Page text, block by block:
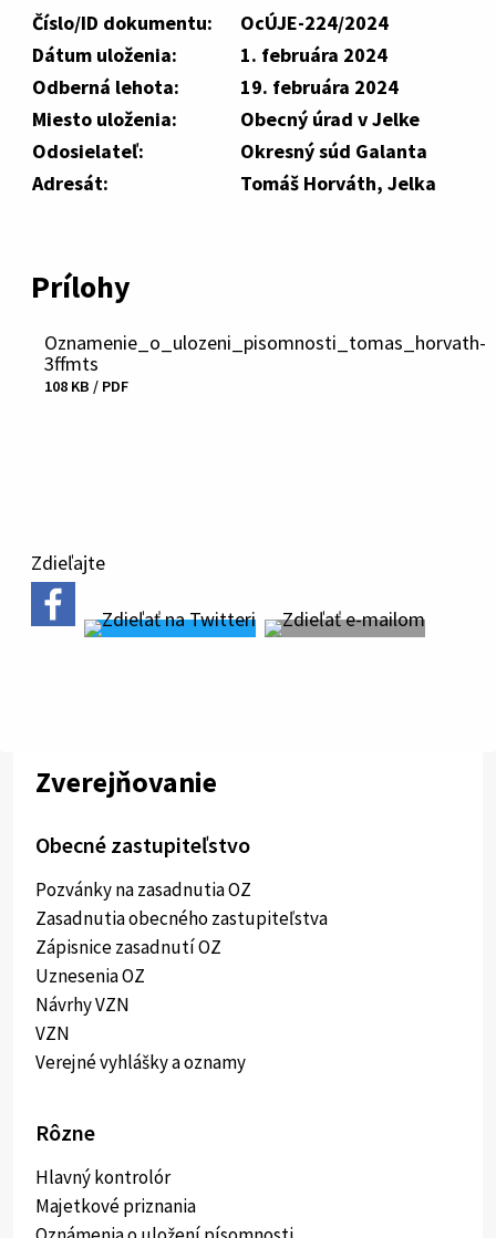
Číslo/ID dokumentu:
OcÚJE-224/2024
Dátum uloženia:
1. februára 2024
Odberná lehota:
19. februára 2024
Miesto uloženia:
Obecný úrad v Jelke
Odosielateľ:
Okresný súd Galanta
Adresát:
Tomáš Horváth, Jelka
Prílohy
Oznamenie_o_ulozeni_pisomnosti_tomas_horvath-
3ffmts
108 KB / PDF
Zdieľajte
Zverejňovanie
Obecné zastupiteľstvo
Pozvánky na zasadnutia OZ
Zasadnutia obecného zastupiteľstva
Zápisnice zasadnutí OZ
Uznesenia OZ
Návrhy VZN
VZN
Verejné vyhlášky a oznamy
Rôzne
Hlavný kontrolór
Majetkové priznania